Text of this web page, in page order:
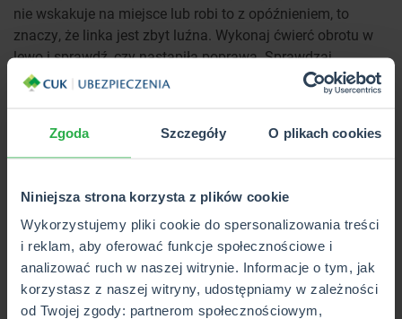
Zgoda Szczegóły O plikach cookies
Niniejsza strona korzysta z plików cookie
Wykorzystujemy pliki cookie do spersonalizowania treści
i reklam, aby oferować funkcje społecznościowe i
analizować ruch w naszej witrynie. Informacje o tym, jak
korzystasz z naszej witryny, udostępniamy w zależności
od Twojej zgody: partnerom społecznościowym,
nie wskakuje na miejsce lub robi to z opóźnieniem, to
znaczy, że linka jest zbyt luźna. Wykonaj ćwierć obrotu w
lewo i sprawdź, czy nastąpiła poprawa. Sprawdzaj
ustawienie na różnych biegach. Śrubą baryłkową obracaj
do momentu, w którym zmiana będzie następowała po
Zobacz też, jakwyregulować przerzutki przednie w
ZAMÓW ROZMOWĘ
Z DORADCĄ